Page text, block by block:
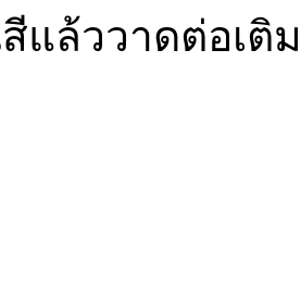
แล้ววาดต่อเ